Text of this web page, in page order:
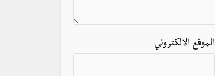
الموقع الالكتروني